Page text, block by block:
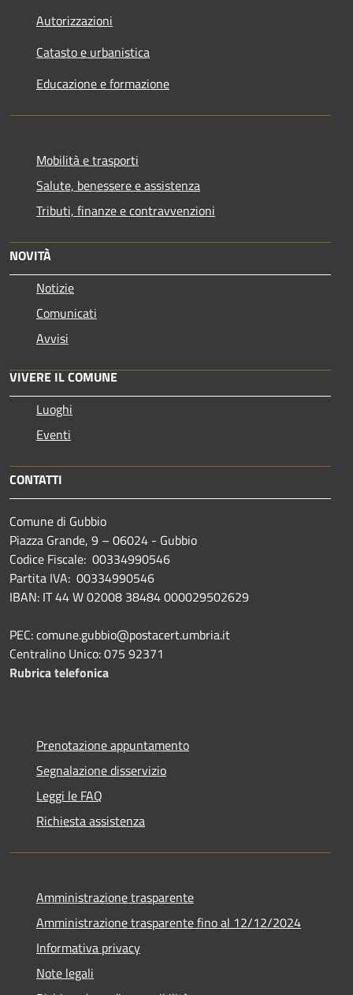
Autorizzazioni
Catasto e urbanistica
Educazione e formazione
Mobilità e trasporti
Salute, benessere e assistenza
Tributi, finanze e contravvenzioni
NOVITÀ
Notizie
Comunicati
Avvisi
VIVERE IL COMUNE
Luoghi
Eventi
CONTATTI
Comune di Gubbio
Piazza Grande, 9 – 06024 - Gubbio
Codice Fiscale: 00334990546
Partita IVA: 00334990546
IBAN: IT 44 W 02008 38484 000029502629
PEC: comune.gubbio@postacert.umbria.it
Centralino Unico: 075 92371
Rubrica telefonica
Prenotazione appuntamento
Segnalazione disservizio
Leggi le FAQ
Richiesta assistenza
Amministrazione trasparente
Amministrazione trasparente fino al 12/12/2024
Informativa privacy
Note legali